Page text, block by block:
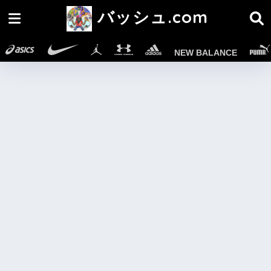
バッシュ.com
NEW BALANCE